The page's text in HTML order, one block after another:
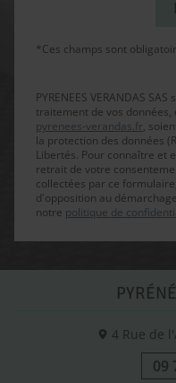
*Ces champs sont
PYRENEES VERANDAS
traitement de vos
pyrenees-verandas.fr,
la protection des données
Libertés. Pour connaître et
retrait de votre
collectées par ce
d'opposition au
notre politique de
4 Rue de
09